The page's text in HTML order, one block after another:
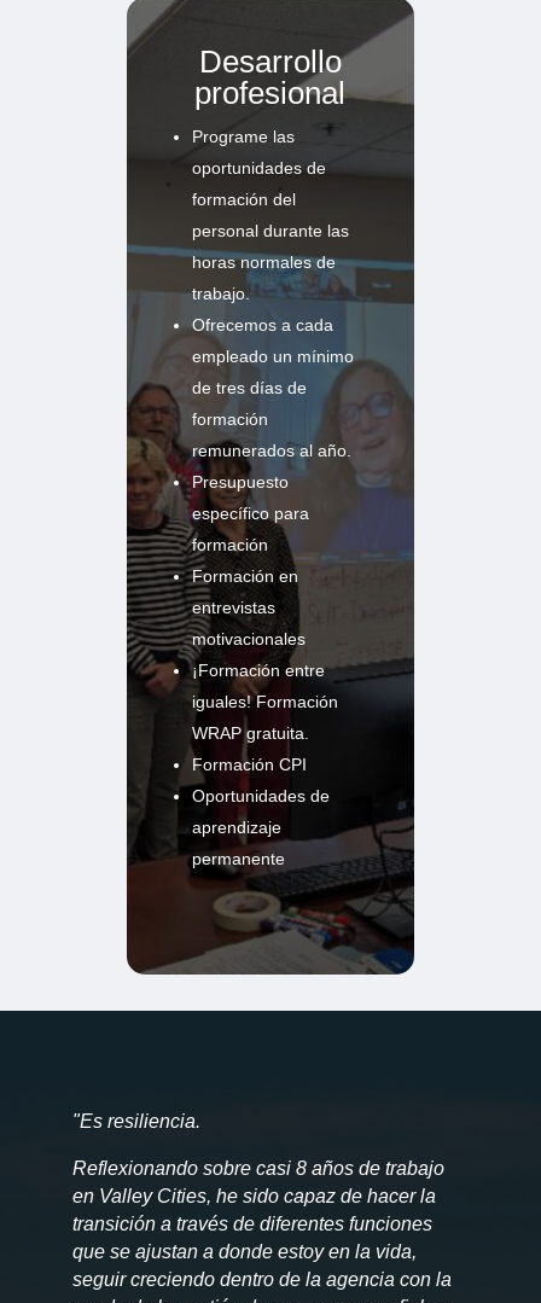
Desarrollo
profesional
Programe las
oportunidades de
formación del
personal durante las
horas normales de
trabajo.
Ofrecemos a cada
empleado un mínimo
de tres días de
formación
remunerados al año.
Presupuesto
específico para
formación
Formación en
entrevistas
motivacionales
¡Formación entre
iguales! Formación
WRAP gratuita.
Formación CPI
Oportunidades de
aprendizaje
permanente
"Es resiliencia.
Reflexionando sobre casi 8 años de trabajo
en Valley Cities, he sido capaz de hacer la
transición a través de diferentes funciones
que se ajustan a donde estoy en la vida,
seguir creciendo dentro de la agencia con la